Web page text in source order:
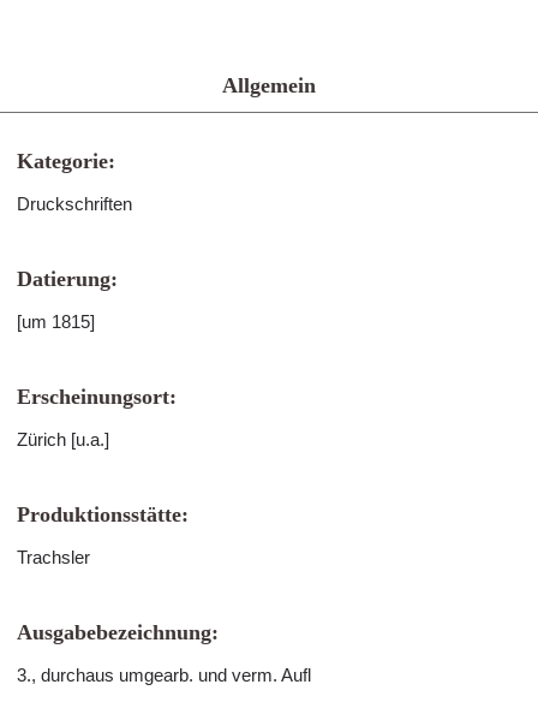
Allgemein
Kategorie:
Druckschriften
Datierung:
[um 1815]
Erscheinungsort:
Zürich [u.a.]
Produktionsstätte:
Trachsler
Ausgabebezeichnung:
3., durchaus umgearb. und verm. Aufl